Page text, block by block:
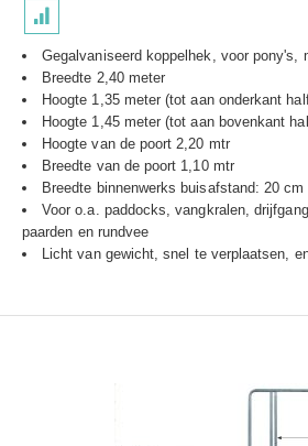
Gegalvaniseerd koppelhek, voor pony's,
Breedte 2,40 meter
Hoogte 1,35 meter (tot aan onderkant
Hoogte 1,45 meter (tot aan bovenkant
Hoogte van de poort 2,20 mtr
Breedte van de poort 1,10 mtr
Breedte binnenwerks buisafstand: 20 cm
Voor o.a. paddocks, vangkralen,
paarden en rundvee
Licht van gewicht, snel te verplaatsen,